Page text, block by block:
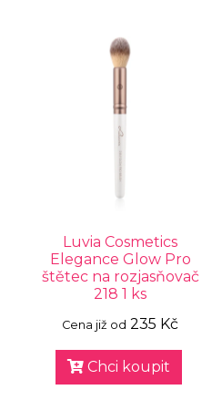
Luvia Cosmetics
Elegance Glow Pro
štětec na rozjasňovač
218 1 ks
Cena již od 235 Kč
Chci koupit